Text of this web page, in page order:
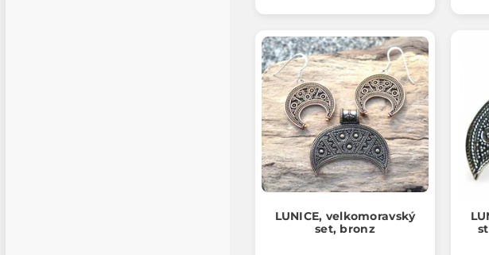
LUNICE, velkomoravský
set, bronz